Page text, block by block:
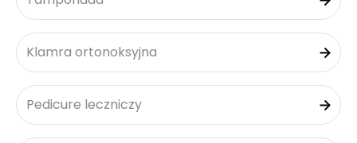
Klamra ortonoksyjna
Pedicure leczniczy